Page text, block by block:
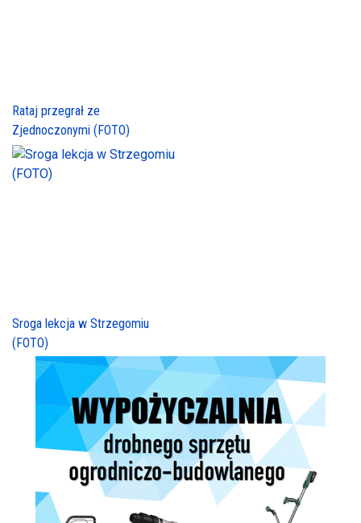
Rataj przegrał ze
Zjednoczonymi (FOTO)
Sroga lekcja w Strzegomiu
(FOTO)